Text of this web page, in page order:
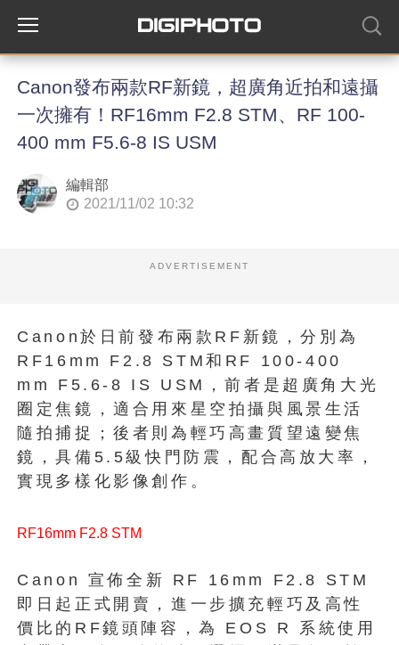
Canon發布兩款RF新鏡，超廣角近拍和遠攝
一次擁有！RF16mm F2.8 STM、RF 100-
400 mm F5.6-8 IS USM
編輯部
2021/11/02 10:32
ADVERTISEMENT
Canon於日前發布兩款RF新鏡，分別為
RF16mm F2.8 STM和RF 100-400
mm F5.6-8 IS USM，前者是超廣角大光
圈定焦鏡，適合用來星空拍攝與風景生活
隨拍捕捉；後者則為輕巧高畫質望遠變焦
鏡，具備5.5級快門防震，配合高放大率，
實現多樣化影像創作。
RF16mm F2.8 STM
Canon 宣佈全新 RF 16mm F2.8 STM
即日起正式開賣，進一步擴充輕巧及高性
價比的RF鏡頭陣容，為 EOS R 系統使用